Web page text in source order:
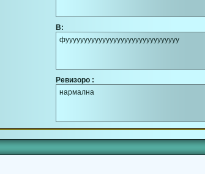
В:
фууууууууууууууууууууууууууууууу
Ревизоро :
нармална